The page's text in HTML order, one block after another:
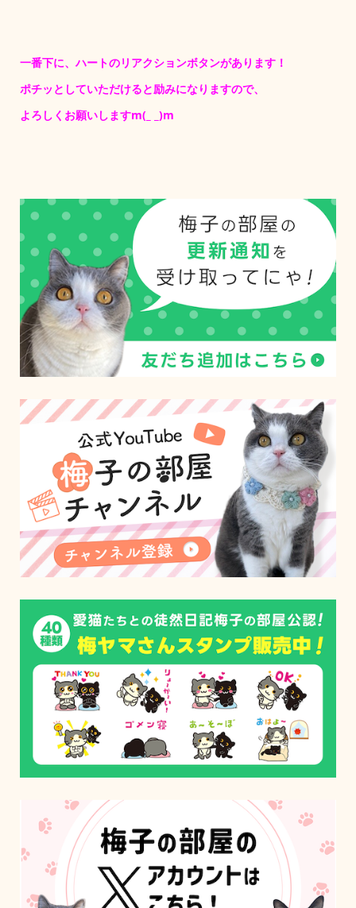
一番下に、ハートのリアクションボタンがあります！
ポチッとしていただけると励みになりますので、
よろしくお願いしますm(_ _)m